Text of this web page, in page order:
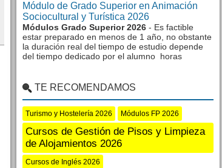
Módulo de Grado Superior en Animación
Sociocultural y Turística 2026
Módulos Grado Superior 2026 - Es factible
estar preparado en menos de 1 año, no obstante
la duración real del tiempo de estudio depende
del tiempo dedicado por el alumno horas
TE RECOMENDAMOS
Turismo y Hostelería 2026 Módulos FP 2026
Cursos de Gestión de Pisos y Limpieza
de Alojamientos 2026
Cursos de Inglés 2026